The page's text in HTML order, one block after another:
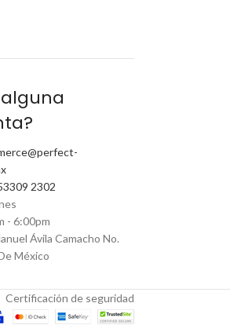
2302
- 6:00pm
Ávila Camacho No.
México
Certificación de seguridad